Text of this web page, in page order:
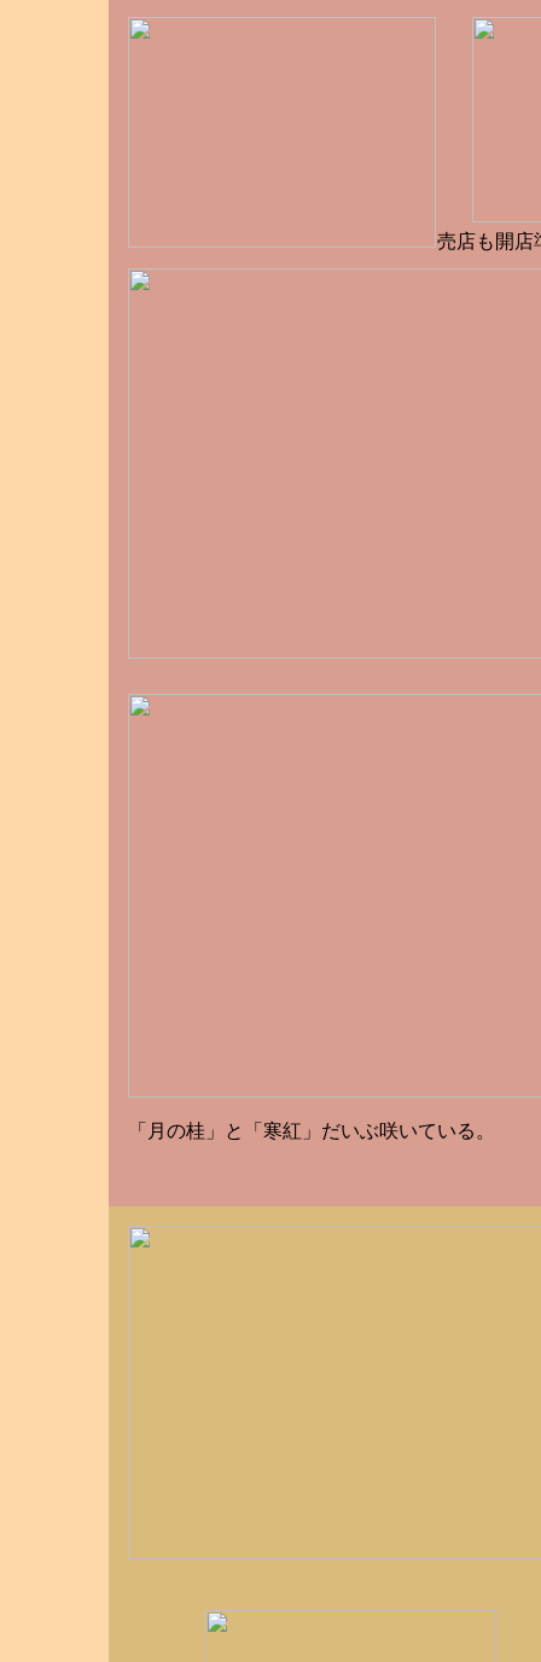
売店も開店
「月の桂」と「寒紅」だいぶ咲いている。